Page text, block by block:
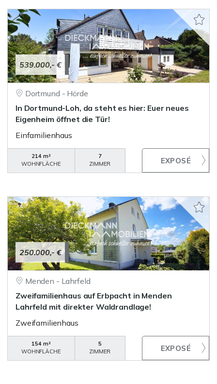
539.000,- €
Dortmund - Hörde
In Dortmund-Loh, da steht es hier: Euer neues
Eigenheim öffnet die Tür!
Einfamilienhaus
214 m²
WOHNFLÄCHE
7
ZIMMER
250.000,- €
Menden - Lahrfeld
Zweifamilienhaus auf Erbpacht in Menden
Lahrfeld mit direkter Waldrandlage!
Zweifamilienhaus
154 m²
WOHNFLÄCHE
5
ZIMMER